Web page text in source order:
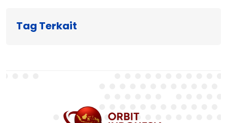
Tag Terkait